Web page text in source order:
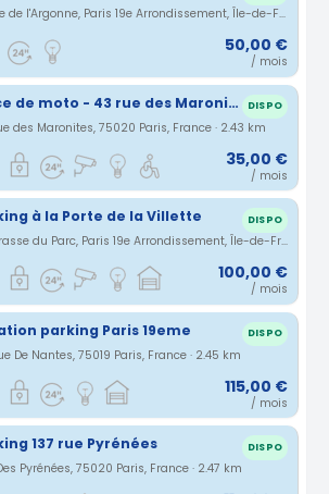
17 Rue de l'Argonne, Paris 19e Arrondissement, Île-de-France, France · 2.43 km
50,00 €
/ mois
Place de moto - 43 rue des Maronites (20eme) – Parking sécurisé DISPO
des Maronites, 75020 Paris, France · 2.43 km
35,00 €
/ mois
à la Porte de la Villette DISPO
6 Terrasse du Parc, Paris 19e Arrondissement, Île-de-France, France · 2.45 km
100,00 €
/ mois
parking Paris 19eme DISPO
De Nantes, 75019 Paris, France · 2.45 km
115,00 €
/ mois
137 rue Pyrénées DISPO
Pyrénées, 75020 Paris, France · 2.47 km